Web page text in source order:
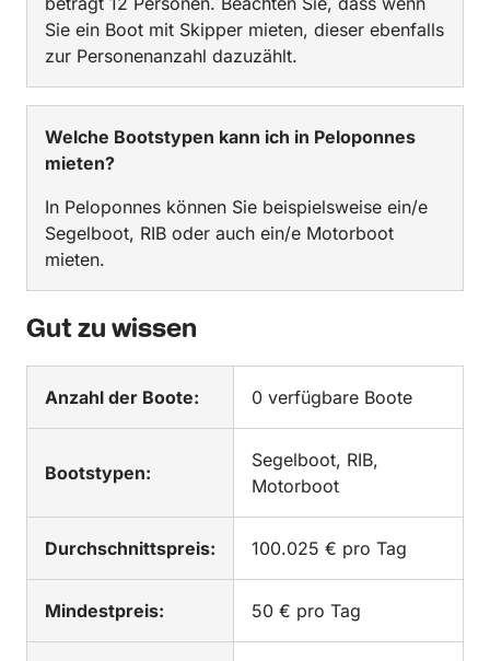
Sie ein Boot mit Skipper mieten, dieser ebenfalls
zur Personenanzahl dazuzählt.
Welche Bootstypen kann ich in Peloponnes
mieten?
In Peloponnes können Sie beispielsweise ein/e
Segelboot, RIB oder auch ein/e Motorboot
mieten.
Gut zu wissen
Anzahl der Boote: 0 verfügbare Boote
Bootstypen:
Segelboot, RIB,
Motorboot
Durchschnittspreis: 100.025 € pro Tag
Mindestpreis: 50 € pro Tag